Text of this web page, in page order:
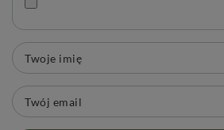
Twoje imię
Twój email